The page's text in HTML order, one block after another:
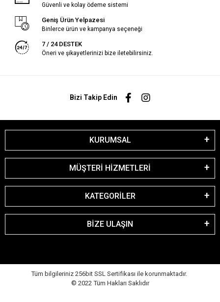
Güvenli ve kolay ödeme sistemi
Geniş Ürün Yelpazesi
Binlerce ürün ve kampanya seçeneği
7 / 24 DESTEK
Öneri ve şikayetlerinizi bize iletebilirsiniz.
Bizi Takip Edin
KURUMSAL
MÜŞTERİ HİZMETLERİ
KATEGORİLER
BİZE ULAŞIN
Tüm bilgileriniz 256bit SSL Sertifikası ile korunmaktadır.
© 2022 Tüm Hakları Saklıdır